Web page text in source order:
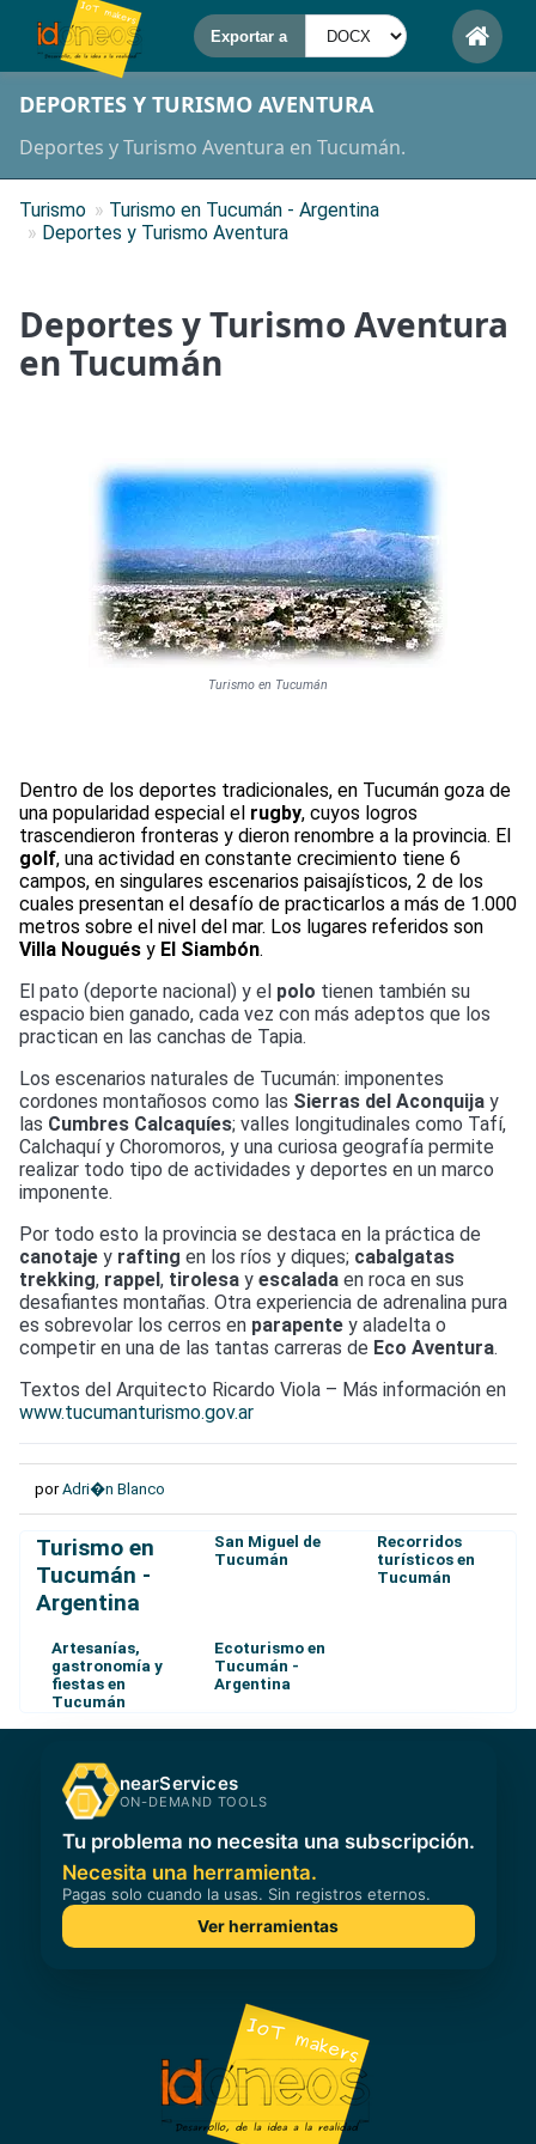
DEPORTES Y TURISMO AVENTURA
Deportes y Turismo Aventura en Tucumán.
Turismo » Turismo en Tucumán - Argentina
» Deportes y Turismo Aventura
Deportes y Turismo Aventura
en Tucumán
Turismo en Tucumán
Dentro de los deportes tradicionales, en Tucumán goza de
una popularidad especial el rugby, cuyos logros
trascendieron fronteras y dieron renombre a la provincia. El
golf, una actividad en constante crecimiento tiene 6
campos, en singulares escenarios paisajísticos, 2 de los
cuales presentan el desafío de practicarlos a más de 1.000
metros sobre el nivel del mar. Los lugares referidos son
Villa Nougués y El Siambón.
El pato (deporte nacional) y el polo tienen también su
espacio bien ganado, cada vez con más adeptos que los
practican en las canchas de Tapia.
Los escenarios naturales de Tucumán: imponentes
cordones montañosos como las Sierras del Aconquija y
las Cumbres Calcaquíes; valles longitudinales como Tafí,
Calchaquí y Choromoros, y una curiosa geografía permite
realizar todo tipo de actividades y deportes en un marco
imponente.
Por todo esto la provincia se destaca en la práctica de
canotaje y rafting en los ríos y diques; cabalgatas
trekking, rappel, tirolesa y escalada en roca en sus
desafiantes montañas. Otra experiencia de adrenalina pura
es sobrevolar los cerros en parapente y aladelta o
competir en una de las tantas carreras de Eco Aventura.
Textos del Arquitecto Ricardo Viola – Más información en
www.tucumanturismo.gov.ar
porAdri�n Blanco
Turismo en
Tucumán -
Argentina
San Miguel de
Tucumán
Recorridos
turísticos en
Tucumán
Artesanías,
gastronomía y
fiestas en
Tucumán
Ecoturismo en
Tucumán -
Argentina